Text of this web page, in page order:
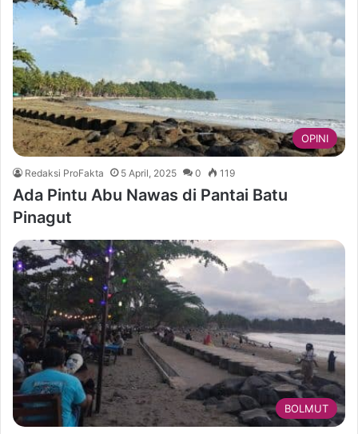
OPINI
Redaksi ProFakta 5 April, 2025 0 119
Ada Pintu Abu Nawas di Pantai Batu
Pinagut
BOLMUT